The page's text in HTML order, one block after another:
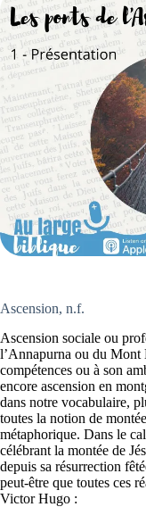
Ascension, n.f.
Ascension sociale ou
l’Annapurna ou du Mont
compétences ou à son
encore ascension en
dans notre vocabulaire,
toutes la notion de
métaphorique. Dans le
célébrant la montée de
depuis sa résurrection
peut-être que toutes ces
Victor Hugo :